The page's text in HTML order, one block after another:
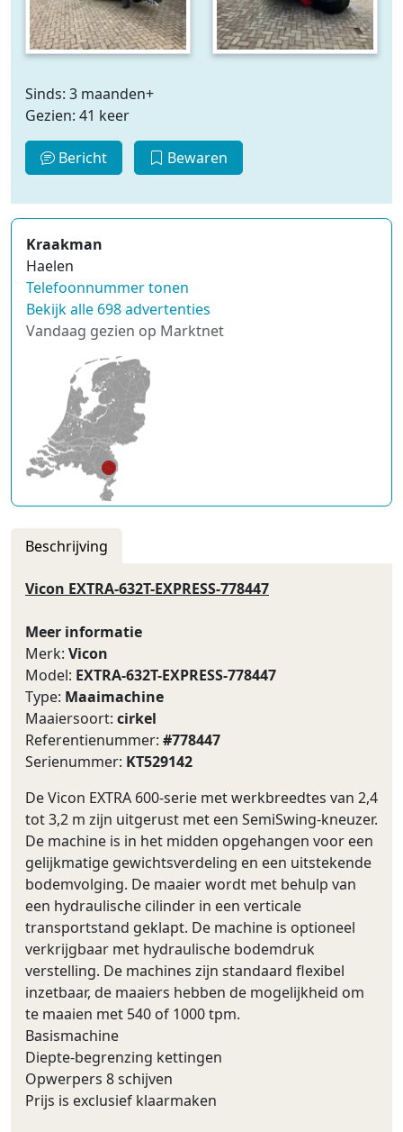
Sinds: 3 maanden+
Gezien: 41 keer
Bericht Bewaren
Kraakman
Haelen
Telefoonnummer tonen
Bekijk alle 698 advertenties
Vandaag gezien op Marktnet
Beschrijving
Vicon EXTRA-632T-EXPRESS-778447
Meer informatie
Merk: Vicon
Model: EXTRA-632T-EXPRESS-778447
Type: Maaimachine
Maaiersoort: cirkel
Referentienummer: #778447
Serienummer: KT529142
De Vicon EXTRA 600-serie met werkbreedtes van 2,4
tot 3,2 m zijn uitgerust met een SemiSwing-kneuzer.
De machine is in het midden opgehangen voor een
gelijkmatige gewichtsverdeling en een uitstekende
bodemvolging. De maaier wordt met behulp van
een hydraulische cilinder in een verticale
transportstand geklapt. De machine is optioneel
verkrijgbaar met hydraulische bodemdruk
verstelling. De machines zijn standaard flexibel
inzetbaar, de maaiers hebben de mogelijkheid om
te maaien met 540 of 1000 tpm.
Basismachine
Diepte-begrenzing kettingen
Opwerpers 8 schijven
Prijs is exclusief klaarmaken